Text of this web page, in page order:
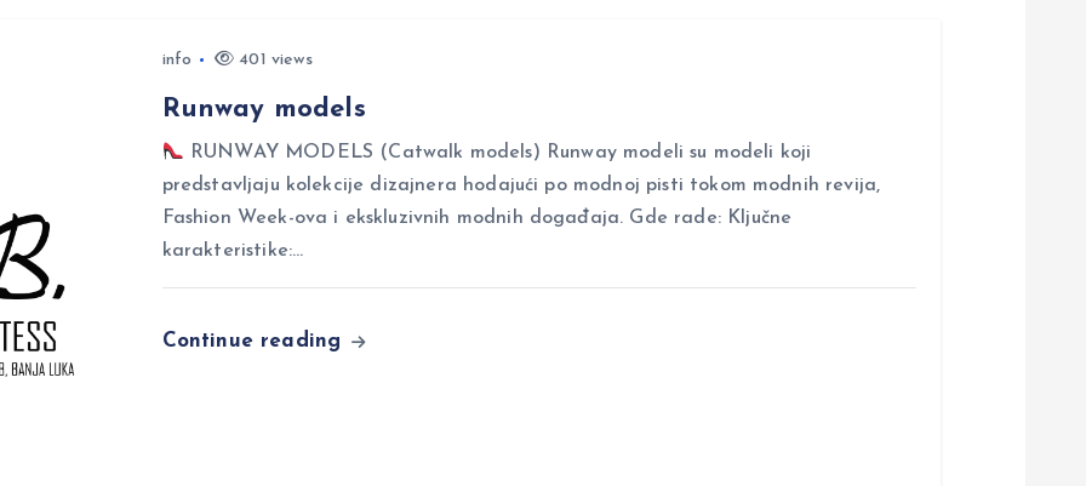
info 401 views
Runway models
RUNWAY MODELS (Catwalk models) Runway modeli su modeli koji
predstavljaju kolekcije dizajnera hodajući po modnoj pisti tokom modnih revija,
Fashion Week-ova i ekskluzivnih modnih događaja. Gde rade: Ključne
karakteristike:…
Continue reading